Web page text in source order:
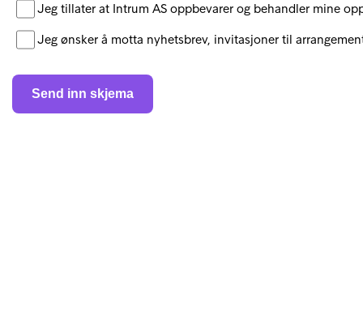
Jeg tillater at Intrum AS oppbevarer og behandler mine
Jeg ønsker å motta nyhetsbrev, invitasjoner til